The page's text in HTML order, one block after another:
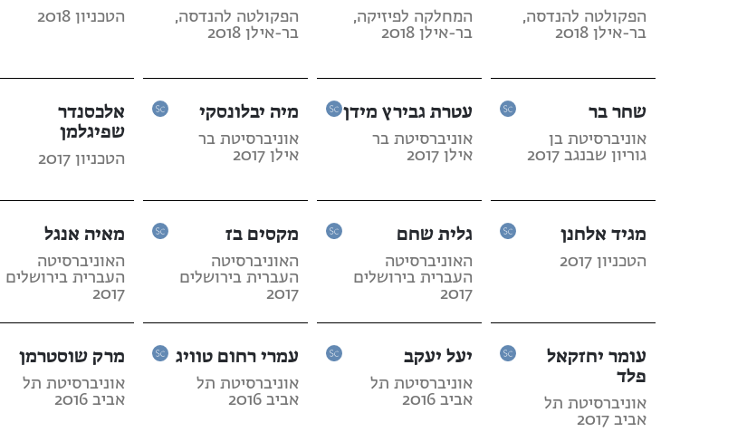
הפקולטה להנדסה,
בר-אילן 2018
המחלקה לפיזיקה,
בר-אילן 2018
הפקולטה להנדסה,
בר-אילן 2018
הטכניון 2018
שחר בר
אוניברסיטת בן
גוריון שבנגב 2017
עטרת גבירץ מידן
אוניברסיטת בר
אילן 2017
מיה יבלונסקי
אוניברסיטת בר
אילן 2017
אלכסנדר
שפיגלמן
הטכניון 2017
מגיד אלחנן
הטכניון 2017
גלית שחם
האוניברסיטה
העברית בירושלים
2017
מקסים בז
האוניברסיטה
העברית בירושלים
2017
מאיה אנגל
האוניברסיטה
העברית בירושלים
2017
עומר יחזקאל
פלד
אוניברסיטת תל
אביב 2017
יעל יעקב
אוניברסיטת תל
אביב 2016
עמרי רחום טוויג
אוניברסיטת תל
אביב 2016
מרק שוסטרמן
אוניברסיטת תל
אביב 2016